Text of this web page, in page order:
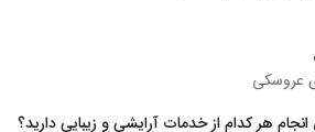
با براشینگ تخصص
‌عروسکی
هر کدام از خدمات آرایشی و زیبایی دارید؟